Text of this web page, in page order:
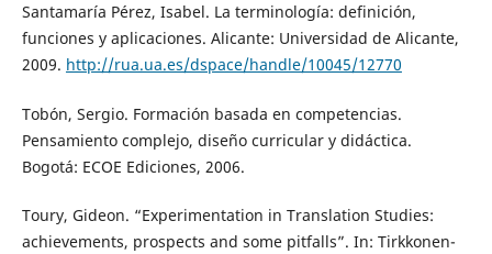
Santamaría Pérez, Isabel. La terminología: definición,
funciones y aplicaciones. Alicante: Universidad de Alicante,
2009. http://rua.ua.es/dspace/handle/10045/12770
Tobón, Sergio. Formación basada en competencias.
Pensamiento complejo, diseño curricular y didáctica.
Bogotá: ECOE Ediciones, 2006.
Toury, Gideon. “Experimentation in Translation Studies:
achievements, prospects and some pitfalls”. In: Tirkkonen-